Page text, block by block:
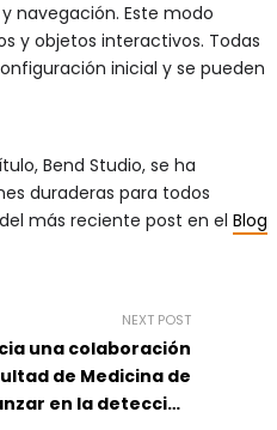
navegación. Este modo
y objetos interactivos. Todas
inicial y se pueden
Bend Studio, se ha
duraderas para todos
más reciente post en el Blog
NEXT POST
una colaboración
de Medicina de
en la detección